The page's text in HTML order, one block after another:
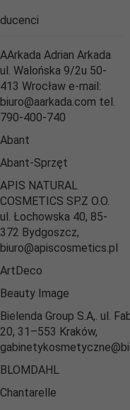
AArkada Adrian Arkada
ul. Walońska 9/2u 50-
413 Wrocław e-mail:
biuro@aarkada.com tel.
790-400-740
Abant
Abant-Sprzęt
APIS NATURAL
COSMETICS SP.Z O.O.
ul. Łochowska 40, 85-
372 Bydgoszcz,
biuro@apiscosmetics.pl
ArtDeco
Beauty Image
Bielenda Group S.A,. ul.
20, 31–553 Kraków,
BLOMDAHL
Chantarelle